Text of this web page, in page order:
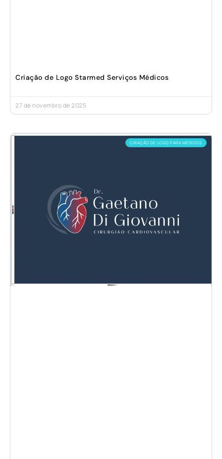
Criação de Logo Starmed Serviços Médicos
27 de novembro de 2025
CRIAÇÃO DE LOGO PARA MÉDICOS